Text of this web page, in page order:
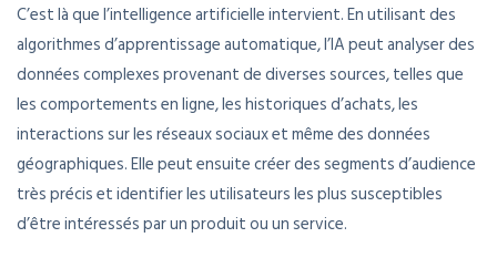
C’est là que l’intelligence artificielle intervient. En utilisant des
algorithmes d’apprentissage automatique, l’IA peut analyser des
données complexes provenant de diverses sources, telles que
les comportements en ligne, les historiques d’achats, les
interactions sur les réseaux sociaux et même des données
géographiques. Elle peut ensuite créer des segments d’audience
très précis et identifier les utilisateurs les plus susceptibles
d’être intéressés par un produit ou un service.